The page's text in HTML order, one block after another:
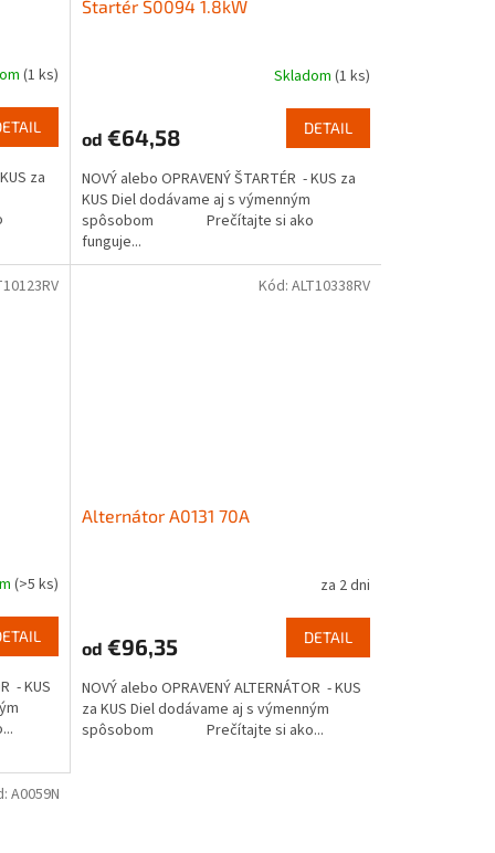
(1 ks)
za
Štartér S0094 1.8kW
Skladom (1 ks)
od €64,58 DETAIL
NOVÝ alebo OPRAVENÝ ŠTARTÉR - KUS za
KUS Diel dodávame aj s výmenným
spôsobom Prečítajte si ako
funguje...
(>5 ks)
- KUS
Alternátor A0131 70A
za 2 dni
od €96,35 DETAIL
NOVÝ alebo OPRAVENÝ ALTERNÁTOR - KUS
za KUS Diel dodávame aj s výmenným
spôsobom Prečítajte si ako...
Kód: ALT10338RV
A0059N